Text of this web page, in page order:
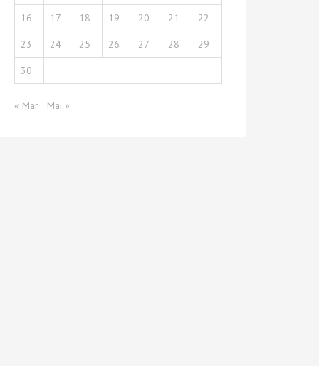
16 17 18 19 20 21 22
23 24 25 26 27 28 29
30
« Mar Mai »